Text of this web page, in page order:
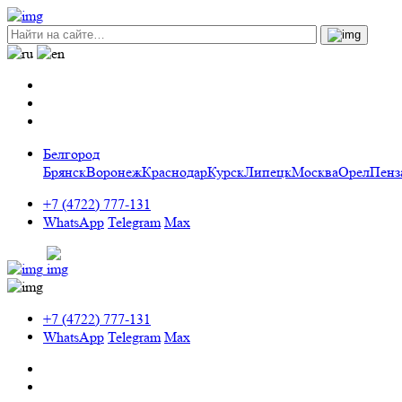
Белгород
БрянскВоронежКраснодарКурскЛипецкМоскваОрел
+7 (4722) 777-131
WhatsApp Telegram Max
+7 (4722) 777-131
WhatsApp Telegram Max